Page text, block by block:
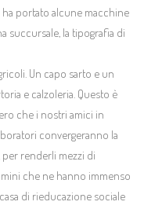
portato alcune macchine
succursale, la tipografia di
Un capo sarto e un
e calzoleria. Questo è
che i nostri amici in
convergeranno la
renderli mezzi di
che ne hanno immenso
di rieducazione sociale